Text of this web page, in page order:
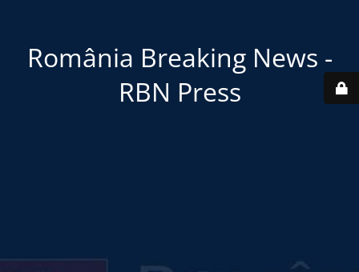
România Breaking News -
RBN Press